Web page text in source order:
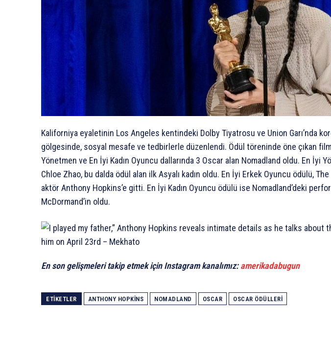
Kaliforniya eyaletinin Los Angeles kentindeki Dolby Tiyatrosu ve Union Garı’nda
gölgesinde, sosyal mesafe ve tedbirlerle düzenlendi. Ödül töreninde öne çıkan
Yönetmen ve En İyi Kadın Oyuncu dallarında 3 Oscar alan Nomadland oldu. En İyi
Chloe Zhao, bu dalda ödül alan ilk Asyalı kadın oldu. En İyi Erkek Oyuncu ödülü,
aktör Anthony Hopkins’e gitti. En İyi Kadın Oyuncu ödülü ise Nomadland’deki
McDormand’in oldu.
En son gelişmeleri takip etmek için Instagram kanalımız:amerikadabugun
ETIKETLER ANTHONY HOPKINS NOMADLAND OSCAR OSCAR ÖDÜLLERI